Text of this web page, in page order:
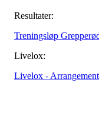
Resultater:
Treningsløp
Livelox:
Livelox -